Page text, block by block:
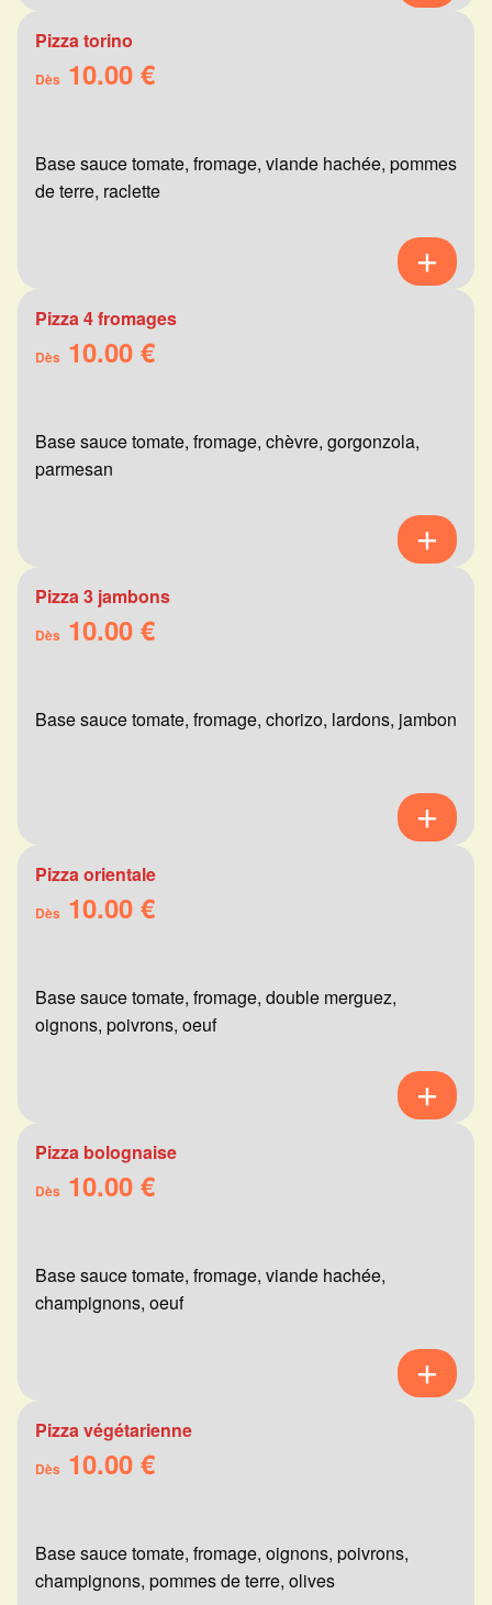
Pizza torino
Dès 10.00 €
Base sauce tomate, fromage, viande hachée, pommes
de terre, raclette
Pizza 4 fromages
Dès 10.00 €
Base sauce tomate, fromage, chèvre, gorgonzola,
parmesan
Pizza 3 jambons
Dès 10.00 €
Base sauce tomate, fromage, chorizo, lardons, jambon
Pizza orientale
Dès 10.00 €
Base sauce tomate, fromage, double merguez,
oignons, poivrons, oeuf
Pizza bolognaise
Dès 10.00 €
Base sauce tomate, fromage, viande hachée,
champignons, oeuf
Pizza végétarienne
Dès 10.00 €
Base sauce tomate, fromage, oignons, poivrons,
champignons, pommes de terre, olives